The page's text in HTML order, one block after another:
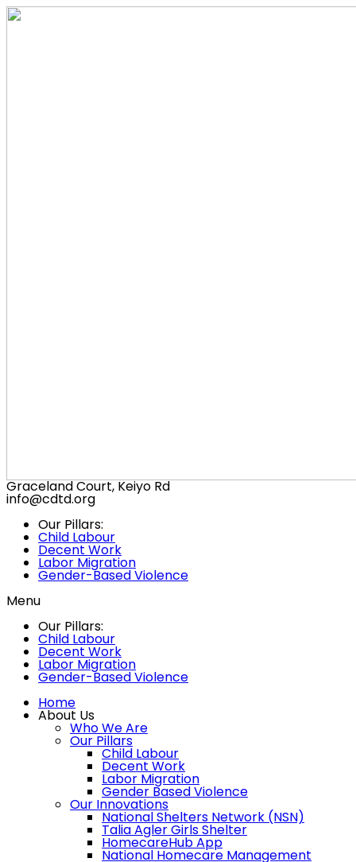
Graceland Court, Keiyo Rd
info@cdtd.org
Our Pillars:
Child Labour
Decent Work
Labor Migration
Gender-Based Violence
Menu
Our Pillars:
Child Labour
Decent Work
Labor Migration
Gender-Based Violence
Home
About Us
Who We Are
Our Pillars
Child Labour
Decent Work
Labor Migration
Gender Based Violence
Our Innovations
National Shelters Network (NSN)
Talia Agler Girls Shelter
HomecareHub App
National Homecare Management